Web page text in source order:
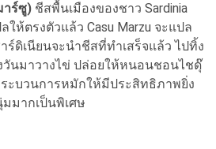
าร์ซู) ชีสพื้นเมืองของชาว Sardinia
ห้ตรงตัวแล้ว Casu Marzu จะแปล
าร์ดิเนียนจะนำชีสที่ทำเสร็จแล้ว ไปทิ้ง
วันมาวางไข่ ปล่อยให้หนอนชอนไชดุ๊
ระบวนการหมักให้มีประสิทธิภาพยิ่ง
มากเป็นพิเศษ